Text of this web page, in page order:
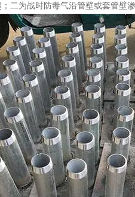
二为战时防毒气沿管壁或套管壁